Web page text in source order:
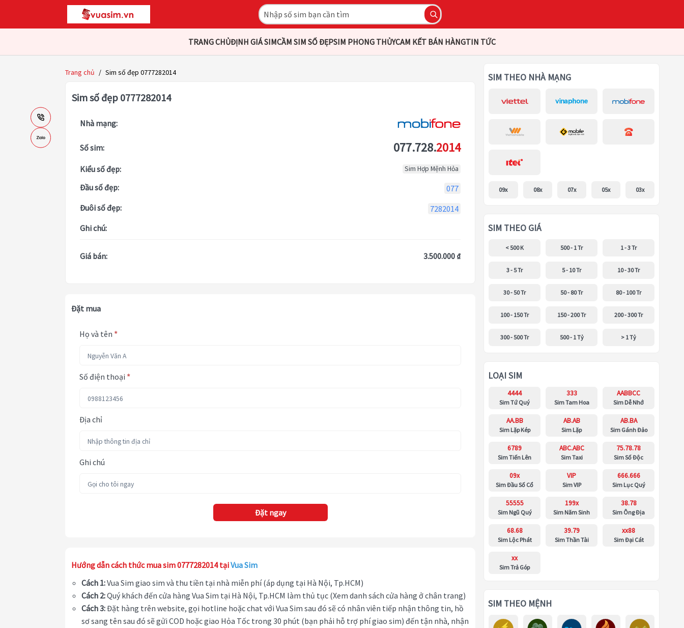
TRANG CHỦĐỊNH GIÁ SIMCẦM SIM SỐ ĐẸPSIM PHONG THỦYCAM KẾT BÁN HÀNGTIN TỨC
Trang chủ / Sim số đẹp 0777282014
Sim số đẹp 0777282014
Nhà mạng:
Số sim: 077.728.2014
Kiểu số đẹp: Sim Hợp Mệnh Hỏa
Đầu số đẹp:
077
Đuôi số đẹp:
7282014
Ghi chú:
Giá bán: 3.500.000 ₫
Đặt mua
Họ và tên *
Số điện thoại *
Địa chỉ
Ghi chú
Đặt ngay
Hướng dẫn cách thức mua sim 0777282014 tạiVua Sim
Cách 1:Vua Sim giao sim và thu tiền tại nhà miễn phí (áp dụng tại Hà Nội, Tp.HCM)
Cách 2:Quý khách đến cửa hàng Vua Sim tại Hà Nội, Tp.HCM làm thủ tục (Xem danh sách cửa hàng ở chân trang)
Cách 3:Đặt hàng trên website, gọi hotline hoặc chat với Vua Sim sau đó sẽ có nhân viên tiếp nhận thông tin, hồ
sơ sang tên sau đó sẽ gửi COD hoặc giao Hỏa Tốc trong 30 phút (bạn phải hỗ trợ phí giao sim) đến tận nhà, nhận
SIM THEO NHÀ MẠNG
09x 08x 07x 05x 03x
SIM THEO GIÁ
< 500 K 500 - 1 Tr 1 - 3 Tr
3 - 5 Tr 5 - 10 Tr 10 - 30 Tr
30 - 50 Tr 50 - 80 Tr 80 - 100 Tr
100 - 150 Tr 150 - 200 Tr 200 - 300 Tr
300 - 500 Tr 500 - 1 Tỷ > 1 Tỷ
LOẠI SIM
4444
Sim Tứ Quý
333
Sim Tam Hoa
AABBCC
Sim Dễ Nhớ
AA.BB
Sim Lặp Kép
AB.AB
Sim Lặp
AB.BA
Sim Gánh Đảo
6789
Sim Tiến Lên
ABC.ABC
Sim Taxi
75.78.78
Sim Số Độc
09x
Sim Đầu Số Cổ
VIP
Sim VIP
666.666
Sim Lục Quý
55555
Sim Ngũ Quý
199x
Sim Năm Sinh
38.78
Sim Ông Địa
68.68
Sim Lộc Phát
39.79
Sim Thần Tài
xx88
Sim Đại Cát
xx
Sim Trả Góp
SIM THEO MỆNH